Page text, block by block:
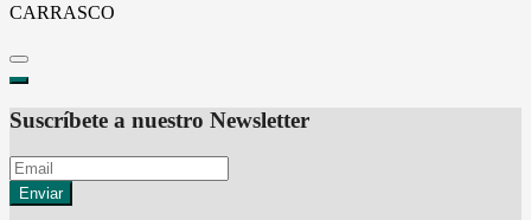
CARRASCO
Suscríbete a nuestro Newsletter
Enviar